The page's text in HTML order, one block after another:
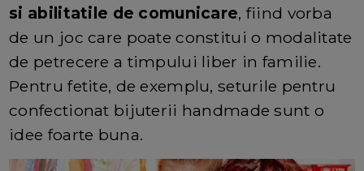
si abilitatile de comunicare, fiind vorba
de un joc care poate constitui o modalitate
de petrecere a timpului liber in familie.
Pentru fetite, de exemplu, seturile pentru
confectionat bijuterii handmade sunt o
idee foarte buna.